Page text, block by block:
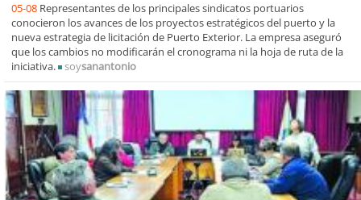
05-08 Representantes de los principales sindicatos portuarios
conocieron los avances de los proyectos estratégicos del puerto y la
nueva estrategia de licitación de Puerto Exterior. La empresa aseguró
que los cambios no modificarán el cronograma ni la hoja de ruta de la
iniciativa.
soysanantonio